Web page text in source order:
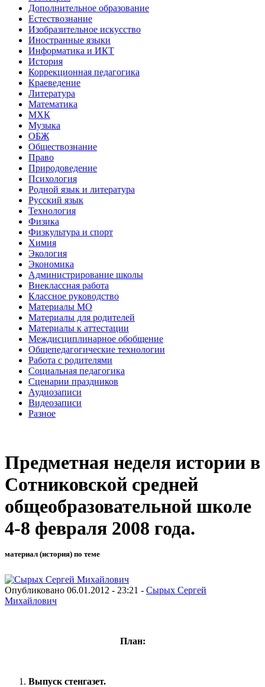
Дополнительное образование
Естествознание
Изобразительное искусство
Иностранные языки
Информатика и ИКТ
История
Коррекционная педагогика
Краеведение
Литература
Математика
МХК
Музыка
ОБЖ
Обществознание
Право
Природоведение
Психология
Родной язык и литература
Русский язык
Технология
Физика
Физкультура и спорт
Химия
Экология
Экономика
Администрирование школы
Внеклассная работа
Классное руководство
Материалы МО
Материалы для родителей
Материалы к аттестации
Междисциплинарное обобщение
Общепедагогические технологии
Работа с родителями
Социальная педагогика
Сценарии праздников
Аудиозаписи
Видеозаписи
Разное
Предметная неделя истории в
Сотниковской средней
общеобразовательной школе
4-8 февраля 2008 года.
материал (история) по теме
Опубликовано 06.01.2012 - 23:21 - Сырых Сергей
Михайлович
План:
Выпуск стенгазет.